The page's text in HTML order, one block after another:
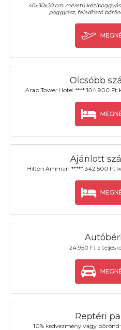
40x30x20 cm méretű
poggyász, feladható
Olcsóbb
Arab Tower Hotel **** 104.900 Ft
Ajánlott
Hilton Amman ***** 342.500 Ft
24.950 Ft a teljes
Reptéri
10% kedvezmény vagy bőrönd